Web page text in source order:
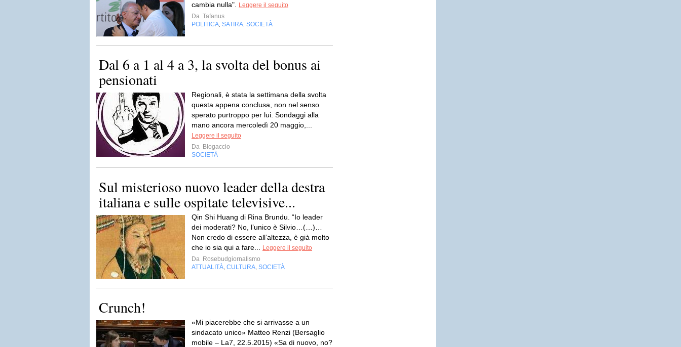
cambia nulla".
Leggere il seguito
Da Tafanus
POLITICA SATIRA SOCIETÀ
Dal 6 a 1 al 4 a 3, la svolta del bonus ai
pensionati
Regionali, è stata la settimana della svolta
questa appena conclusa, non nel senso
sperato purtroppo per lui. Sondaggi alla
mano ancora mercoledì 20 maggio,...
Leggere il seguito
Da Blogaccio
SOCIETÀ
Sul misterioso nuovo leader della destra
italiana e sulle ospitate televisive...
Qin Shi Huang di Rina Brundu. “Io leader
dei moderati? No, l’unico è Silvio…(…)…
Non credo di essere all’altezza, è già molto
che io sia qui a fare...
Leggere il seguito
Da Rosebudgiornalismo
ATTUALITÀ CULTURA SOCIETÀ
Crunch!
«Mi piacerebbe che si arrivasse a un
sindacato unico» Matteo Renzi (Bersaglio
mobile – La7, 22.5.2015) «Sa di nuovo, no?